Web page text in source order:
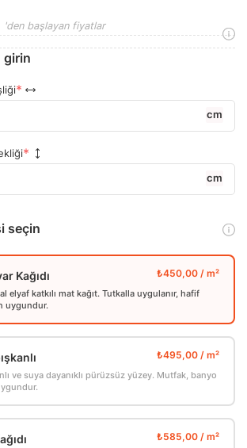
'den başlayan fiyatlar
girin
cm
cm
seçin
Kağıdı
elyaf katkılı mat kağıt. Tutkalla uygulanır, hafif
uygundur.
ve suya dayanıklı pürüzsüz yüzey. Mutfak, banyo